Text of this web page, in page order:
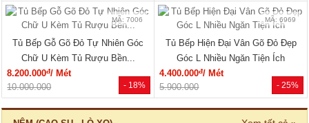
MÃ: 2034
Bộ Giường Tủ Phòng Ngủ Gỗ Tự
Nhiên Vân Sồi Hiện Đại Giá...
12.375.000đ/Bộ
MÃ: 7723
Giường Ngủ Gỗ Sồi Mỹ Thiết Kế
Hiện Đại Có Kệ Đầu...
11.770.000đ/Cái